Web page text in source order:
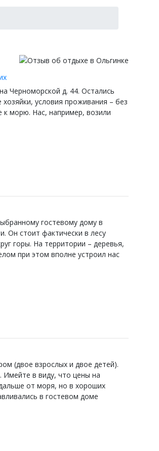
Черноморской д. 44. Остались
условия проживания – без
к морю. Нас, например, возили
гостевому дому в
Он стоит фактически в лесу
горы. На территории – деревья,
при этом вполне устроил нас
(двое взрослых и двое детей).
Имейте в виду, что цены на
от моря, но в хороших
в гостевом доме